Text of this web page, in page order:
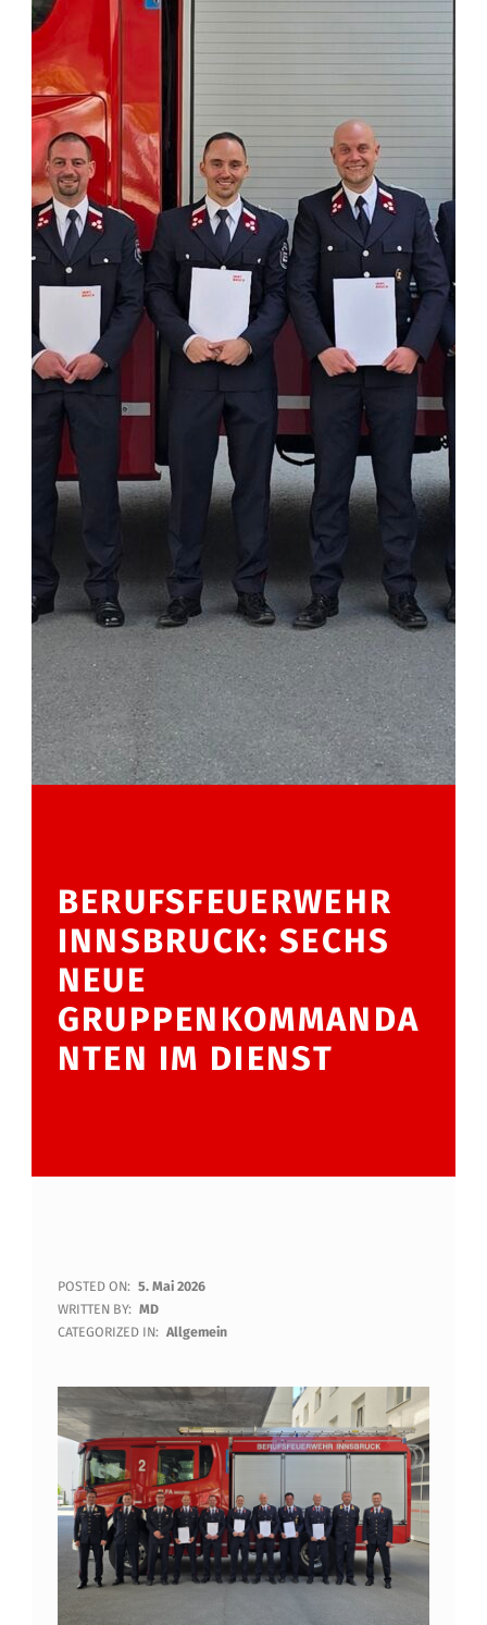
BERUFSFEUERWEHR
INNSBRUCK: SECHS
NEUE
GRUPPENKOMMANDA
NTEN IM DIENST
B
E
U
F
S
F
E
POSTED ON: 5. Mai 2026
WRITTEN BY: MD
CATEGORIZED IN: Allgemein